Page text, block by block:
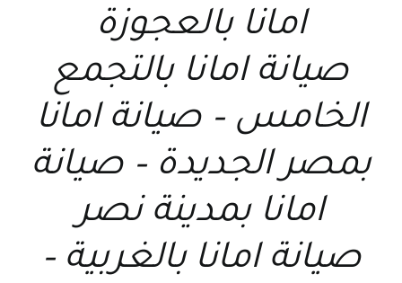
امانا بالعجوزة
صيانة امانا بالتجمع
الخامس – صيانة امانا
بمصر الجديدة – صيانة
امانا بمدينة نصر
صيانة امانا بالغربية –